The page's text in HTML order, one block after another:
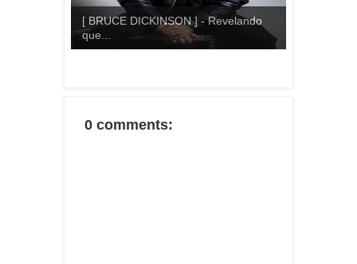
[ BRUCE DICKINSON ] - Revelando
que...
0 comments: